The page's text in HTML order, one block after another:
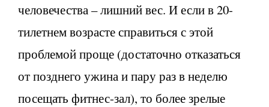
человечества – лишний вес. И если в 20-
тилетнем возрасте справиться с этой
проблемой проще (достаточно отказаться
от позднего ужина и пару раз в неделю
посещать фитнес-зал), то более зрелые